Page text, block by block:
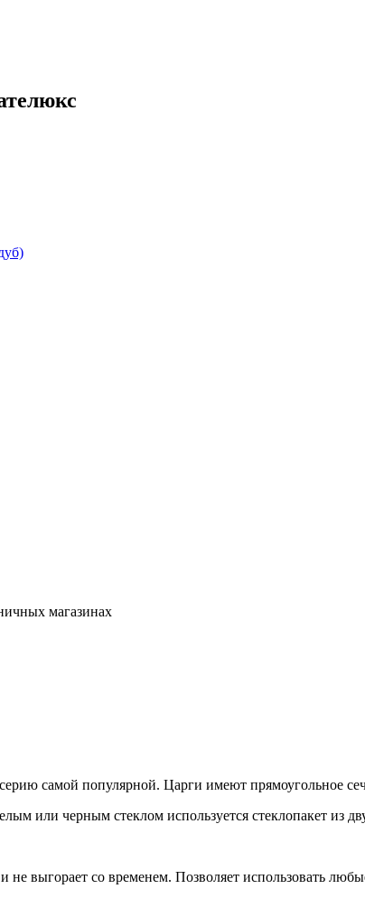
магазинах
самой популярной. Царги имеют прямоугольное
или черным стеклом используется стеклопакет из
выгорает со временем. Позволяет использовать